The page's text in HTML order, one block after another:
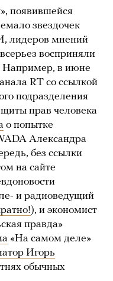
появившейся
звездочек
лидеров мнений
восприняли
Например, в июне
RT со ссылкой
подразделения
прав человека
о попытке
Александра
без ссылки
на сайте
и радиоведущий
), и экономист
правда»
«На самом деле»
Игорь
обычных